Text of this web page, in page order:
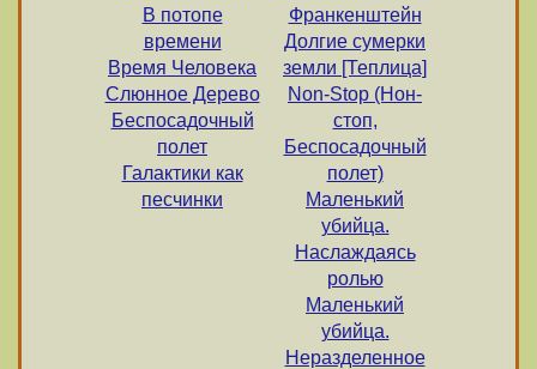
В потопе
времени
Время Человека
Слюнное Дерево
Беспосадочный
полет
Галактики как
песчинки
Франкенштейн
Долгие сумерки
земли [Теплица]
Non-Stop (Нон-
стоп,
Беспосадочный
полет)
Маленький
убийца.
Наслаждаясь
ролью
Маленький
убийца.
Неразделенное